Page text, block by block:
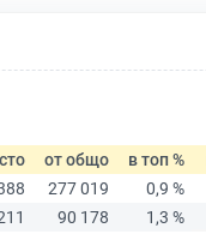
от общо в топ %
277 019 0,9 %
90 178 1,3 %